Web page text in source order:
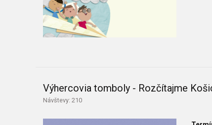
Výhercovia tomboly - Rozčítajme
Návštevy: 210